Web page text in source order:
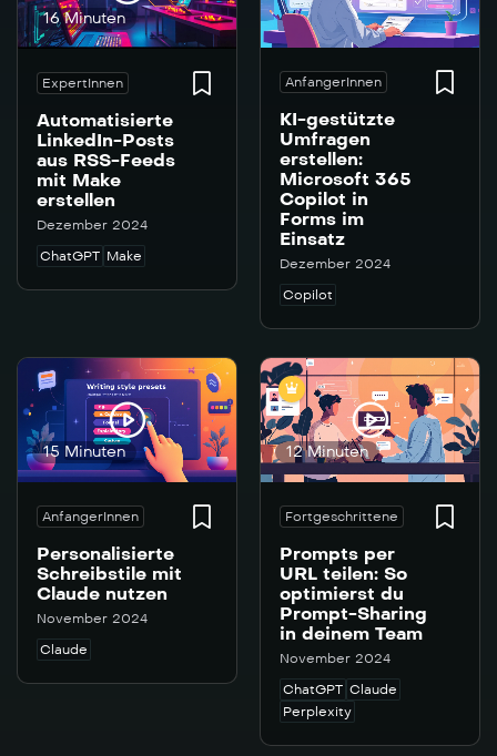
16 Minuten
ExpertInnen
Automatisierte
LinkedIn-Posts
aus RSS-Feeds
mit Make
erstellen
Dezember 2024
ChatGPT Make
AnfangerInnen
KI-gestützte
Umfragen
erstellen:
Microsoft 365
Copilot in
Forms im
Einsatz
Dezember 2024
Copilot
15 Minuten
AnfangerInnen
Personalisierte
Schreibstile mit
Claude nutzen
November 2024
Claude
12 Minuten
Fortgeschrittene
Prompts per
URL teilen: So
optimierst du
Prompt-Sharing
in deinem Team
November 2024
ChatGPT Claude
Perplexity